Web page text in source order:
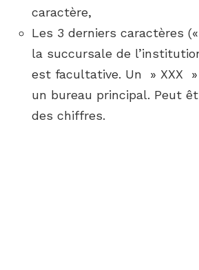
caractère,
Les 3 derniers caractères
la succursale de
est facultative. Un » XXX
un bureau principal. Peut
des chiffres.